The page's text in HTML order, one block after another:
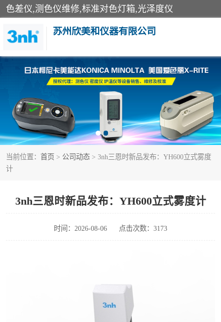
色差仪,测色仪维修,标准对色灯箱,光泽度仪
苏州欣美和仪器有限公司
当前位置： 首页 > 公司动态 > 3nh三恩时新品发布：YH600立式雾度
计
3nh三恩时新品发布：YH600立式雾度计
时间：2026-08-06 点击次数：3173
3nh色差仪
分光色差仪
美能达色差计
3nh分光测色仪
雾度透过率仪
印刷密度仪